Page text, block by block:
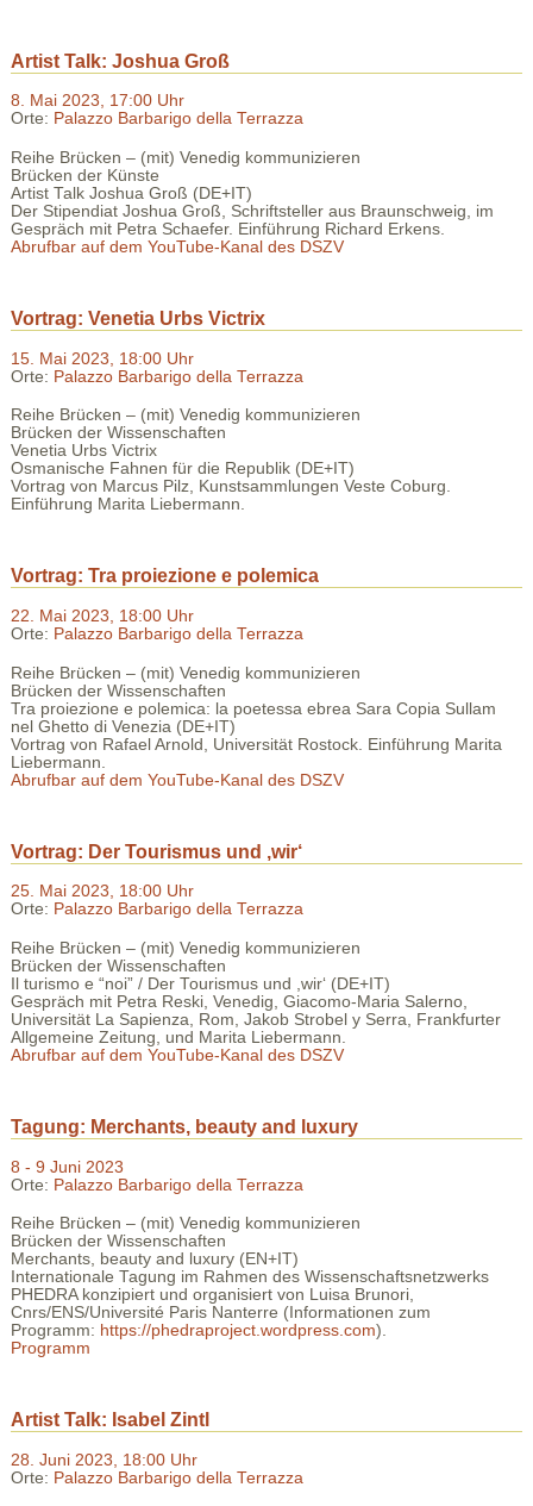
Artist Talk: Joshua Groß
8. Mai 2023, 17:00 Uhr
Orte: Palazzo Barbarigo della Terrazza
Reihe Brücken – (mit) Venedig kommunizieren
Brücken der Künste
Artist Talk Joshua Groß (DE+IT)
Der Stipendiat Joshua Groß, Schriftsteller aus Braunschweig, im
Gespräch mit Petra Schaefer. Einführung Richard Erkens.
Abrufbar auf dem YouTube-Kanal des DSZV
Vortrag: Venetia Urbs Victrix
15. Mai 2023, 18:00 Uhr
Orte: Palazzo Barbarigo della Terrazza
Reihe Brücken – (mit) Venedig kommunizieren
Brücken der Wissenschaften
Venetia Urbs Victrix
Osmanische Fahnen für die Republik (DE+IT)
Vortrag von Marcus Pilz, Kunstsammlungen Veste Coburg.
Einführung Marita Liebermann.
Vortrag: Tra proiezione e polemica
22. Mai 2023, 18:00 Uhr
Orte: Palazzo Barbarigo della Terrazza
Reihe Brücken – (mit) Venedig kommunizieren
Brücken der Wissenschaften
Tra proiezione e polemica: la poetessa ebrea Sara Copia Sullam
nel Ghetto di Venezia (DE+IT)
Vortrag von Rafael Arnold, Universität Rostock. Einführung Marita
Liebermann.
Abrufbar auf dem YouTube-Kanal des DSZV
Vortrag: Der Tourismus und ,wir‘
25. Mai 2023, 18:00 Uhr
Orte: Palazzo Barbarigo della Terrazza
Reihe Brücken – (mit) Venedig kommunizieren
Brücken der Wissenschaften
Il turismo e “noi” / Der Tourismus und ,wir‘ (DE+IT)
Gespräch mit Petra Reski, Venedig, Giacomo-Maria Salerno,
Universität La Sapienza, Rom, Jakob Strobel y Serra, Frankfurter
Allgemeine Zeitung, und Marita Liebermann.
Abrufbar auf dem YouTube-Kanal des DSZV
Tagung: Merchants, beauty and luxury
8 - 9 Juni 2023
Orte: Palazzo Barbarigo della Terrazza
Reihe Brücken – (mit) Venedig kommunizieren
Brücken der Wissenschaften
Merchants, beauty and luxury (EN+IT)
Internationale Tagung im Rahmen des Wissenschaftsnetzwerks
PHEDRA konzipiert und organisiert von Luisa Brunori,
Cnrs/ENS/Université Paris Nanterre (Informationen zum
Programm: https://phedraproject.wordpress.com).
Programm
Artist Talk: Isabel Zintl
28. Juni 2023, 18:00 Uhr
Orte: Palazzo Barbarigo della Terrazza